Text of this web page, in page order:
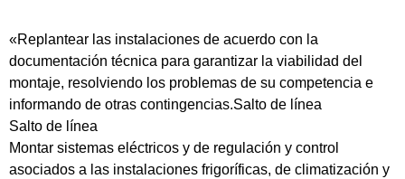
«Replantear las instalaciones de acuerdo con la
documentación técnica para garantizar la viabilidad del
montaje, resolviendo los problemas de su competencia e
informando de otras contingencias.Salto de línea
Salto de línea
Montar sistemas eléctricos y de regulación y control
asociados a las instalaciones frigoríficas, de climatización y